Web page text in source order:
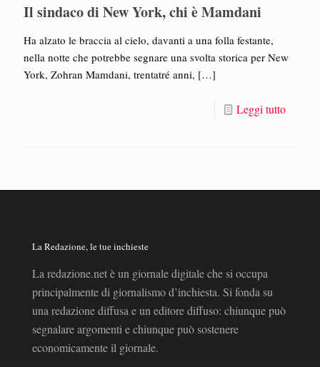
Il sindaco di New York, chi è Mamdani
Ha alzato le braccia al cielo, davanti a una folla festante,
nella notte che potrebbe segnare una svolta storica per New
York, Zohran Mamdani, trentatré anni, […]
Leggi tutto
La Redazione, le tue inchieste
La redazione.net è un giornale digitale che si occupa
principalmente di giornalismo d’inchiesta. Si fonda su
una redazione diffusa e un editore diffuso: chiunque può
segnalare argomenti e chiunque può sostenere
economicamente il giornale.